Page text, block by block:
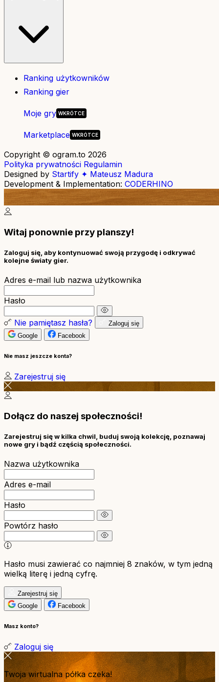
Ranking użytkowników
Ranking gier
Moje gry
Marketplace
Copyright © ogram.to 2026
Polityka prywatności Regulamin
Designed by Startify ✦ Mateusz Madura
Development & Implementation: CODERHINO
Witaj ponownie przy planszy!
Zaloguj się, aby kontynuować swoją przygodę i odkrywać
kolejne światy gier.
Adres e-mail lub nazwa użytkownika
Hasło
Nie pamiętasz hasła?
Zaloguj się
Google
Facebook
Nie masz jeszcze konta?
Zarejestruj się
Dołącz do naszej społeczności!
Zarejestruj się w kilka chwil, buduj swoją kolekcję, poznawaj
nowe gry i bądź częścią społeczności.
Nazwa użytkownika
Adres e-mail
Hasło
Powtórz hasło
Hasło musi zawierać co najmniej 8 znaków, w tym jedną
wielką literę i jedną cyfrę.
Zarejestruj się
Google
Facebook
Masz konto?
Zaloguj się
Twoja wirtualna półka czeka!